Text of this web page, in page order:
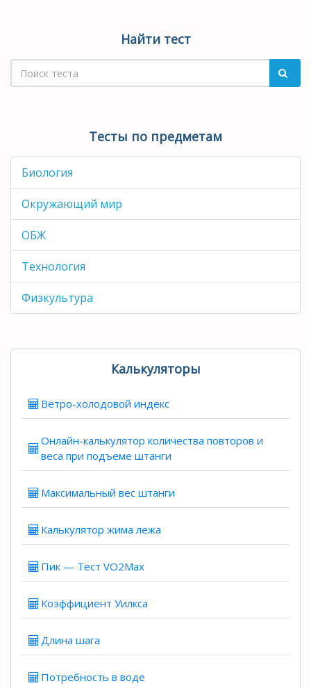
Найти тест
Тесты по предметам
Биология
Окружающий мир
ОБЖ
Технология
Физкультура
Калькуляторы
Ветро-холодовой индекс
Онлайн-калькулятор количества повторов и
веса при подъеме штанги
Максимальный вес штанги
Калькулятор жима лежа
Пик — Тест VO2Max
Коэффициент Уилкса
Длина шага
Потребность в воде